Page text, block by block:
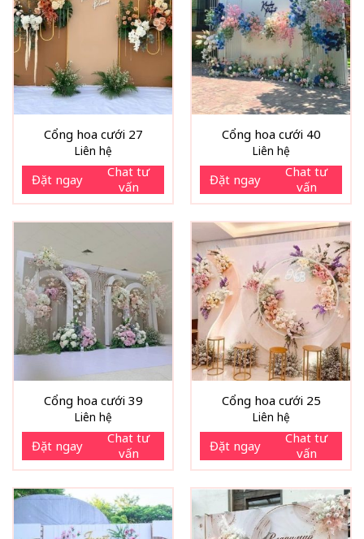
Cổng hoa cưới 27
Liên hệ
Đặt ngay
Chat tư
vấn
Cổng hoa cưới 40
Liên hệ
Đặt ngay
Chat tư
vấn
Cổng hoa cưới 39
Liên hệ
Đặt ngay
Chat tư
vấn
Cổng hoa cưới 25
Liên hệ
Đặt ngay
Chat tư
vấn